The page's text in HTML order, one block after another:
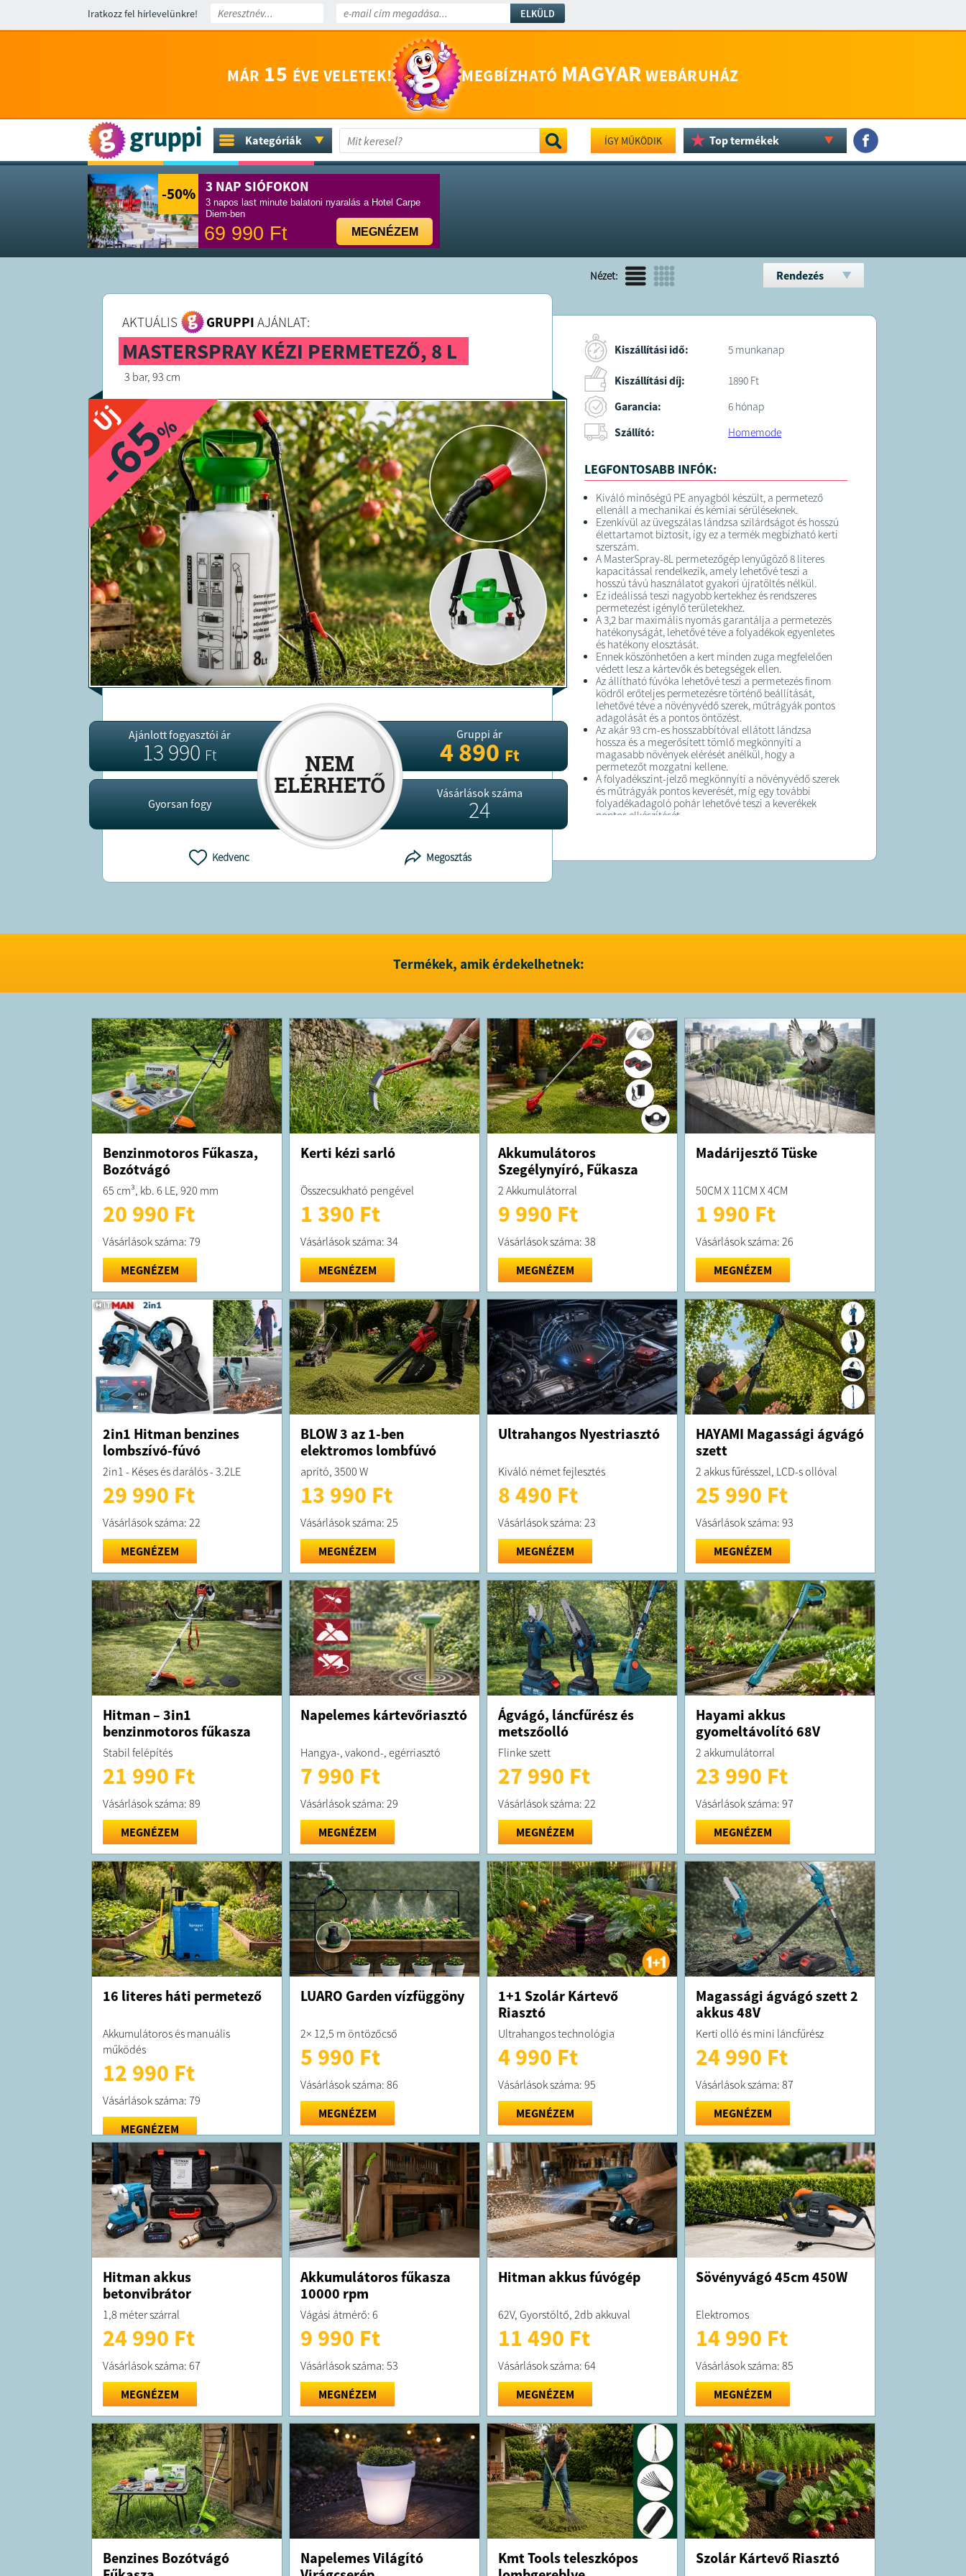
Iratkozz fel hírlevelünkre! ELKÜLD
MÁR 15 ÉVE VELETEK! MEGBÍZHATÓ MAGYAR WEBÁRUHÁZ
Kategóriák ÍGY MŰKÖDIK Top termékek
-50% 3 NAP SIÓFOKON
3 napos last minute balatoni nyaralás a Hotel Carpe
Diem-ben
69 990 Ft MEGNÉZEM
Nézet: Rendezés
AKTUÁLIS GRUPPI AJÁNLAT:
MASTERSPRAY KÉZI PERMETEZŐ, 8 L
3 bar, 93 cm
Új
-65
%
Ajánlott fogyasztói ár
13 990Ft
Gyorsan fogy
Gruppi ár
4 890Ft
Vásárlások száma
24
Kedvenc Megosztás
Kiszállítási idő: 5 munkanap
Kiszállítási díj:
1890 Ft
Garancia:
6 hónap
Szállító:
Homemode
LEGFONTOSABB INFÓK:
Kiváló minőségű PE anyagból készült, a permetező
ellenáll a mechanikai és kémiai sérüléseknek.
Ezenkívül az üvegszálas lándzsa szilárdságot és hosszú
élettartamot biztosít, így ez a termék megbízható kerti
szerszám.
A MasterSpray-8L permetezőgép lenyűgöző 8 literes
kapacitással rendelkezik, amely lehetővé teszi a
hosszú távú használatot gyakori újratöltés nélkül.
Ez ideálissá teszi nagyobb kertekhez és rendszeres
permetezést igénylő területekhez.
A 3,2 bar maximális nyomás garantálja a permetezés
hatékonyságát, lehetővé téve a folyadékok egyenletes
és hatékony elosztását.
Ennek köszönhetően a kert minden zuga megfelelően
védett lesz a kártevők és betegségek ellen.
Az állítható fúvóka lehetővé teszi a permetezés finom
ködről erőteljes permetezésre történő beállítását,
lehetővé téve a növényvédő szerek, műtrágyák pontos
adagolását és a pontos öntözést.
Az akár 93 cm-es hosszabbítóval ellátott lándzsa
hossza és a megerősített tömlő megkönnyíti a
magasabb növények elérését anélkül, hogy a
permetezőt mozgatni kellene.
A folyadékszint-jelző megkönnyíti a növényvédő szerek
és műtrágyák pontos keverését, míg egy további
folyadékadagoló pohár lehetővé teszi a keverékek
pontos elkészítését.
Ennek köszönhetően nem kell aggódnia az esetleges
biztonságosan a fedelet
Praktikus pohár folyadékok adagolásához
Kényelmes vállpánt
Folyadékszint jelző
Tartós üvegszálból készült lándzsa
Megerősített tömlő
Állítható fúvókával felszerelve
További tömítések
Jellemzők:
Modell: MasterSpray-8L
Tartály kapacitása: 8L
Tartály méretei: 54 x 19 cm
Maximális nyomás: 3,2 bar
Folyadékadagoló pohár
FELTÉTELEK:
A terméket átlagosan 5 munkanapon belül kiszállítjuk!
A terméket forgalmazza a DIP Digital Kft;
adószám: 29182914-2-19
cégjegyzékszám: 19-09-521965;
cím: 8445 Csehbánya, Újtelep út 41.;
Termékek, amik érdekelhetnek:
Benzinmotoros Fűkasza,
Bozótvágó
65 cm³, kb. 6 LE, 920 mm
20 990 Ft
Vásárlások száma: 79
MEGNÉZEM
Kerti kézi sarló
Összecsukható pengével
1 390 Ft
Vásárlások száma: 34
MEGNÉZEM
Akkumulátoros
Szegélynyíró, Fűkasza
2 Akkumulátorral
9 990 Ft
Vásárlások száma: 38
MEGNÉZEM
Madárijesztő Tüske
50CM X 11CM X 4CM
1 990 Ft
Vásárlások száma: 26
MEGNÉZEM
2in1 Hitman benzines
lombszívó-fúvó
2in1 - Késes és darálós - 3.2LE
29 990 Ft
Vásárlások száma: 22
MEGNÉZEM
BLOW 3 az 1-ben
elektromos lombfúvó
aprító, 3500 W
13 990 Ft
Vásárlások száma: 25
MEGNÉZEM
Ultrahangos Nyestriasztó
Kiváló német fejlesztés
8 490 Ft
Vásárlások száma: 23
MEGNÉZEM
HAYAMI Magassági ágvágó
szett
2 akkus fűrésszel, LCD-s ollóval
25 990 Ft
Vásárlások száma: 93
MEGNÉZEM
Hitman – 3in1
benzinmotoros fűkasza
Stabil felépítés
21 990 Ft
Vásárlások száma: 89
MEGNÉZEM
Napelemes kártevőriasztó
Hangya-, vakond-, egérriasztó
7 990 Ft
Vásárlások száma: 29
MEGNÉZEM
Ágvágó, láncfűrész és
metszőolló
Flinke szett
27 990 Ft
Vásárlások száma: 22
MEGNÉZEM
Hayami akkus
gyomeltávolító 68V
2 akkumulátorral
23 990 Ft
Vásárlások száma: 97
MEGNÉZEM
16 literes háti permetező
Akkumulátoros és manuális
működés
12 990 Ft
Vásárlások száma: 79
MEGNÉZEM
LUARO Garden vízfüggöny
2× 12,5 m öntözőcső
5 990 Ft
Vásárlások száma: 86
MEGNÉZEM
1+1 Szolár Kártevő
Riasztó
Ultrahangos technológia
4 990 Ft
Vásárlások száma: 95
MEGNÉZEM
Magassági ágvágó szett 2
akkus 48V
Kerti olló és mini láncfűrész
24 990 Ft
Vásárlások száma: 87
MEGNÉZEM
Hitman akkus
betonvibrátor
1,8 méter szárral
24 990 Ft
Vásárlások száma: 67
MEGNÉZEM
Akkumulátoros fűkasza
10000 rpm
Vágási átmérő: 6
9 990 Ft
Vásárlások száma: 53
MEGNÉZEM
Hitman akkus fúvógép
62V, Gyorstöltő, 2db akkuval
11 490 Ft
Vásárlások száma: 64
MEGNÉZEM
Sövényvágó 45cm 450W
Elektromos
14 990 Ft
Vásárlások száma: 85
MEGNÉZEM
Benzines Bozótvágó
Napelemes Világító
Kmt Tools teleszkópos
Szolár Kártevő Riasztó